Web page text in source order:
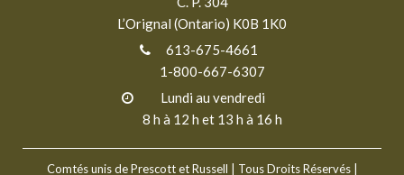
L’Orignal (Ontario) K0B 1K0
613-675-4661
1-800-667-6307
Lundi au vendredi
8 h à 12 h et 13 h à 16 h
Comtés unis de Prescott et Russell | Tous Droits Réservés |